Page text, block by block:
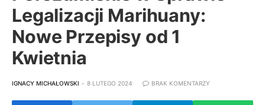
Legalizacji Marihuany:
Nowe Przepisy od 1
Kwietnia
IGNACY MICHAŁOWSKI 8 LUTEGO 2024 BRAK KOMENTARZY